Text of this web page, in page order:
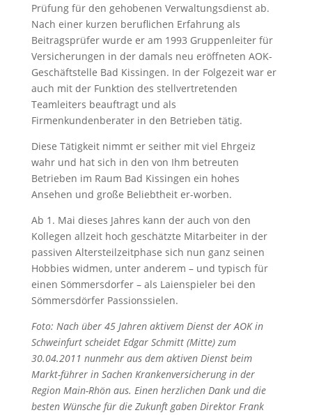
Prüfung für den gehobenen Verwaltungsdienst ab.
Nach einer kurzen beruflichen Erfahrung als
Beitragsprüfer wurde er am 1993 Gruppenleiter für
Versicherungen in der damals neu eröffneten AOK-
Geschäftstelle Bad Kissingen. In der Folgezeit war er
auch mit der Funktion des stellvertretenden
Teamleiters beauftragt und als
Firmenkundenberater in den Betrieben tätig.
Diese Tätigkeit nimmt er seither mit viel Ehrgeiz
wahr und hat sich in den von Ihm betreuten
Betrieben im Raum Bad Kissingen ein hohes
Ansehen und große Beliebtheit er-worben.
Ab 1. Mai dieses Jahres kann der auch von den
Kollegen allzeit hoch geschätzte Mitarbeiter in der
passiven Altersteilzeitphase sich nun ganz seinen
Hobbies widmen, unter anderem – und typisch für
einen Sömmersdorfer – als Laienspieler bei den
Sömmersdörfer Passionssielen.
Foto: Nach über 45 Jahren aktivem Dienst der AOK in
Schweinfurt scheidet Edgar Schmitt (Mitte) zum
30.04.2011 nunmehr aus dem aktiven Dienst beim
Markt-führer in Sachen Krankenversicherung in der
Region Main-Rhön aus. Einen herzlichen Dank und die
besten Wünsche für die Zukunft gaben Direktor Frank